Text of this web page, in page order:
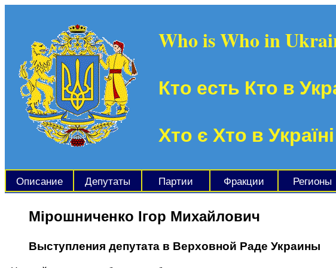
Who is Who in
Кто есть Кто в
Хто є Хто в Україні
Описание Депутаты Партии Фракции Регионы
Мірошниченко Ігор Михайлович
Выступления депутата в Верховной Раде Украины